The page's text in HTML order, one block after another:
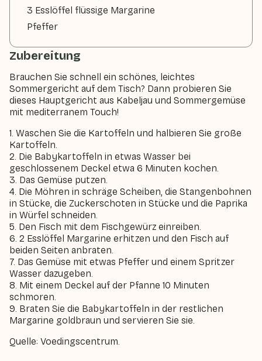
3 Esslöffel flüssige Margarine
Pfeffer
Zubereitung
Brauchen Sie schnell ein schönes, leichtes
Sommergericht auf dem Tisch? Dann probieren Sie
dieses Hauptgericht aus Kabeljau und Sommergemüse
mit mediterranem Touch!
1. Waschen Sie die Kartoffeln und halbieren Sie große
Kartoffeln.
2. Die Babykartoffeln in etwas Wasser bei
geschlossenem Deckel etwa 6 Minuten kochen.
3. Das Gemüse putzen.
4. Die Möhren in schräge Scheiben, die Stangenbohnen
in Stücke, die Zuckerschoten in Stücke und die Paprika
in Würfel schneiden.
5. Den Fisch mit dem Fischgewürz einreiben.
6. 2 Esslöffel Margarine erhitzen und den Fisch auf
beiden Seiten anbraten.
7. Das Gemüse mit etwas Pfeffer und einem Spritzer
Wasser dazugeben.
8. Mit einem Deckel auf der Pfanne 10 Minuten
schmoren.
9. Braten Sie die Babykartoffeln in der restlichen
Margarine goldbraun und servieren Sie sie.
Quelle: Voedingscentrum.